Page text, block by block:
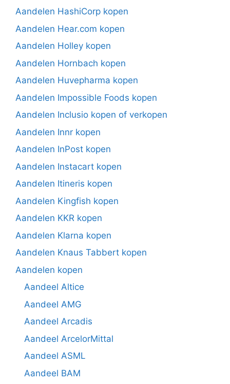
Aandelen HashiCorp kopen
Aandelen Hear.com kopen
Aandelen Holley kopen
Aandelen Hornbach kopen
Aandelen Huvepharma kopen
Aandelen Impossible Foods kopen
Aandelen Inclusio kopen of verkopen
Aandelen Innr kopen
Aandelen InPost kopen
Aandelen Instacart kopen
Aandelen Itineris kopen
Aandelen Kingfish kopen
Aandelen KKR kopen
Aandelen Klarna kopen
Aandelen Knaus Tabbert kopen
Aandelen kopen
Aandeel Altice
Aandeel AMG
Aandeel Arcadis
Aandeel ArcelorMittal
Aandeel ASML
Aandeel BAM